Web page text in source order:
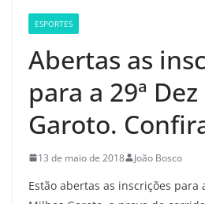
ESPORTES
Abertas as
para a 29ª
Garoto.
13 de maio de 2018 João Bosco
Estão abertas as inscrições para